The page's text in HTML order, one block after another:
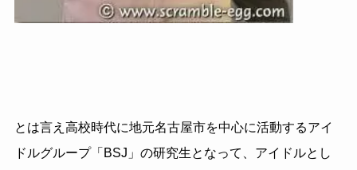
とは言え高校時代に地元名古屋市を中心に活動するアイ
ドルグループ「BSJ」の研究生となって、アイドルとし